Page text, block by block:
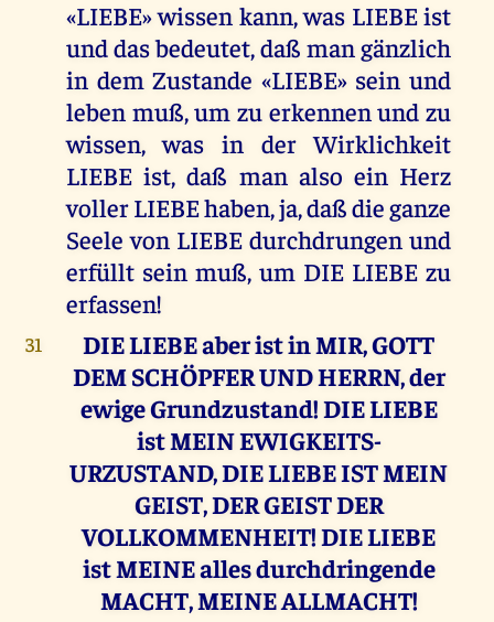
«LIEBE» wissen kann, was LIEBE ist
und das bedeutet, daß man gänzlich
in dem Zustande «LIEBE» sein und
leben muß, um zu erkennen und zu
wissen, was in der Wirklichkeit
LIEBE ist, daß man also ein Herz
voller LIEBE haben, ja, daß die ganze
Seele von LIEBE durchdrungen und
erfüllt sein muß, um DIE LIEBE zu
erfassen!
31
DIE LIEBE aber ist in MIR, GOTT
DEM SCHÖPFER UND HERRN, der
ewige Grundzustand! DIE LIEBE
ist MEIN EWIGKEITS-
URZUSTAND, DIE LIEBE IST MEIN
GEIST, DER GEIST DER
VOLLKOMMENHEIT! DIE LIEBE
ist MEINE alles durchdringende
MACHT, MEINE ALLMACHT!